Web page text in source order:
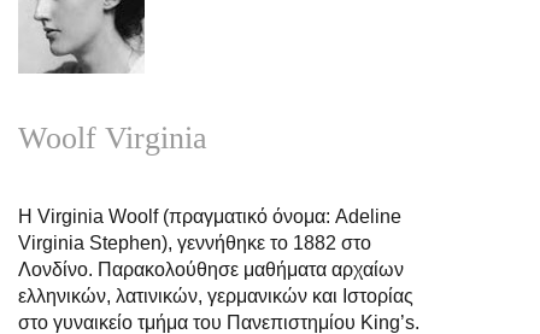
Woolf Virginia
Η Virginia Woolf (πραγματικό όνομα: Adeline
Virginia Stephen), γεννήθηκε το 1882 στο
Λονδίνο. Παρακολούθησε μαθήματα αρχαίων
ελληνικών, λατινικών, γερμανικών και Ιστορίας
στο γυναικείο τμήμα του Πανεπιστημίου King’s.